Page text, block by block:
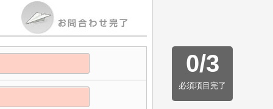
0/3
必須項目完了